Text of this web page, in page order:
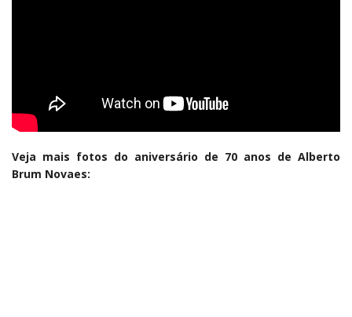
Veja mais fotos do aniversário de 70 anos de Alberto
Brum Novaes: